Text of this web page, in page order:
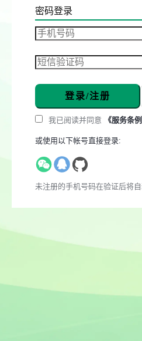
密码登录
登录/注册
我已阅读并同意 《服务条例
或使用以下帐号直接登录:
未注册的手机号码在验证后将自